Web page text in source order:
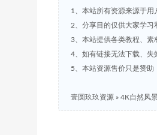
1、本站所有资源来源于用
2、分享目的仅供大家学习
3、本站提供各类教程、素
4、如有链接无法下载、失
5、本站资源售价只是赞助
壹圆玖玖资源 » 4K自然风